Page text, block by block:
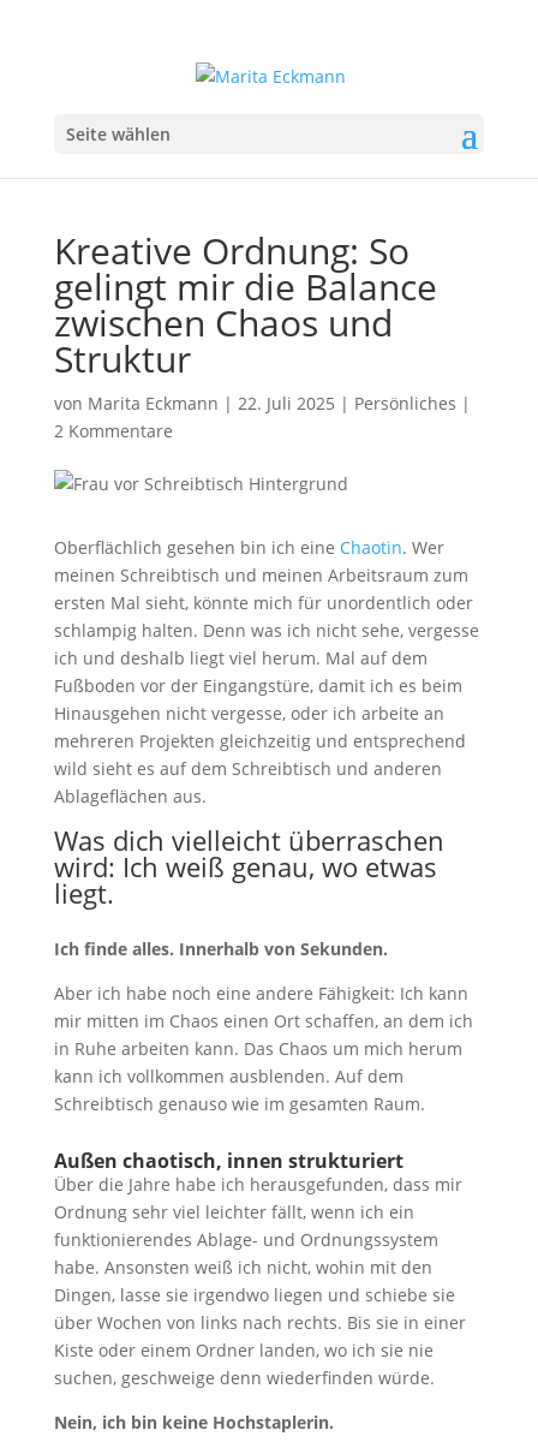
Seite wählen
Kreative Ordnung: So
gelingt mir die Balance
zwischen Chaos und
Struktur
von Marita Eckmann | 22. Juli 2025 | Persönliches |
2 Kommentare
Oberflächlich gesehen bin ich eine Chaotin. Wer
meinen Schreibtisch und meinen Arbeitsraum zum
ersten Mal sieht, könnte mich für unordentlich oder
schlampig halten. Denn was ich nicht sehe, vergesse
ich und deshalb liegt viel herum. Mal auf dem
Fußboden vor der Eingangstüre, damit ich es beim
Hinausgehen nicht vergesse, oder ich arbeite an
mehreren Projekten gleichzeitig und entsprechend
wild sieht es auf dem Schreibtisch und anderen
Ablageflächen aus.
Was dich vielleicht überraschen
wird: Ich weiß genau, wo etwas
liegt.
Ich finde alles. Innerhalb von Sekunden.
Aber ich habe noch eine andere Fähigkeit: Ich kann
mir mitten im Chaos einen Ort schaffen, an dem ich
in Ruhe arbeiten kann. Das Chaos um mich herum
kann ich vollkommen ausblenden. Auf dem
Schreibtisch genauso wie im gesamten Raum.
Außen chaotisch, innen strukturiert
Über die Jahre habe ich herausgefunden, dass mir
Ordnung sehr viel leichter fällt, wenn ich ein
funktionierendes Ablage- und Ordnungssystem
habe. Ansonsten weiß ich nicht, wohin mit den
Dingen, lasse sie irgendwo liegen und schiebe sie
über Wochen von links nach rechts. Bis sie in einer
Kiste oder einem Ordner landen, wo ich sie nie
suchen, geschweige denn wiederfinden würde.
Nein, ich bin keine Hochstaplerin.